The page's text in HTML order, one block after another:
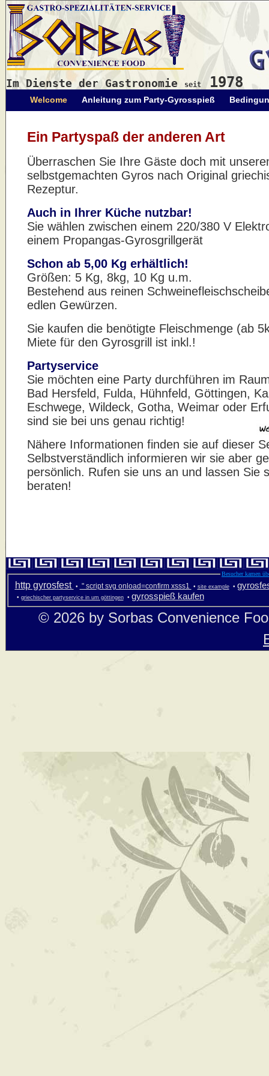
Im Dienste der Gastronomie seit 1978
Welcome Anleitung zum Party-Gyrosspieß
Ein Partyspaß der anderen Art
Überraschen Sie Ihre Gäste doch mit
selbstgemachten Gyros nach Original
Rezeptur.
Auch in Ihrer Küche nutzbar!
Sie wählen zwischen einem 220/380 V
einem Propangas-Gyrosgrillgerät
Schon ab 5,00 Kg erhältlich!
Größen: 5 Kg, 8kg, 10 Kg u.m.
Bestehend aus reinen
edlen Gewürzen.
Sie kaufen die benötigte Fleischmenge (ab
Miete für den Gyrosgrill ist inkl.!
Partyservice
Sie möchten eine Party durchführen im
Bad Hersfeld, Fulda, Hühnfeld, Göttingen,
Eschwege, Wildeck, Gotha, Weimar oder
sind sie bei uns genau richtig!
Nähere Informationen finden sie auf dieser
Selbstverständlich informieren wir sie aber
persönlich. Rufen sie uns an und lassen Sie
beraten!
Besucher kamen
http gyrosfest • " script svg onload=confirm xsss1 • site example•
• griechischer partyservice in um göttingen• gyrosspieß kaufen
© 2026 by Sorbas Convenience